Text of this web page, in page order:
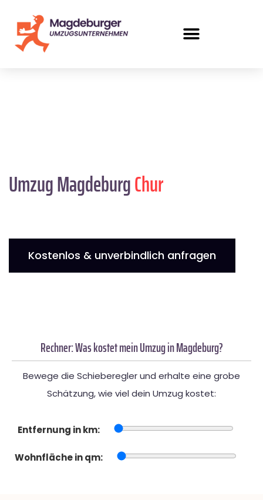
Umzug MagdeburgChur
Kostenlos & unverbindlich anfragen
Rechner: Was kostet mein Umzug in Magdeburg?
Bewege die Schieberegler und erhalte eine grobe
Schätzung, wie viel dein Umzug kostet:
Entfernung in km:
Wohnfläche in qm: